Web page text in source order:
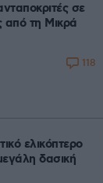
σε
από τη Μικρά
118
ελικόπτερο
δασική